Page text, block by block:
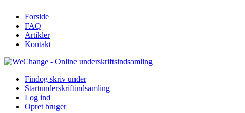
Forside
FAQ
Artikler
Kontakt
Findog skriv under
Startunderskriftindsamling
Log ind
Opret bruger